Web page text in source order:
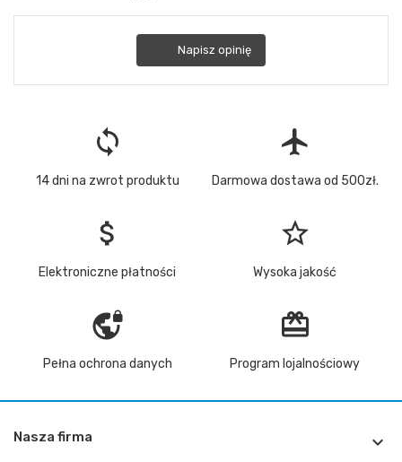
Napisz opinię
loop
14 dni na zwrot produktu
flight
Darmowa dostawa od 500zł.
attach_money
Elektroniczne płatności
star_border
Wysoka jakość
vpn_lock
Pełna ochrona danych
redeem
Program lojalnościowy
Nasza firma 